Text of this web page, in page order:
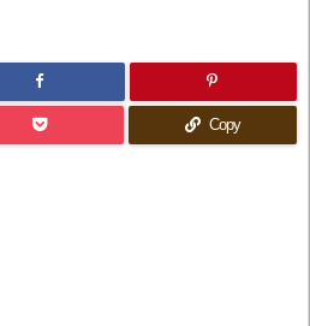
Copy